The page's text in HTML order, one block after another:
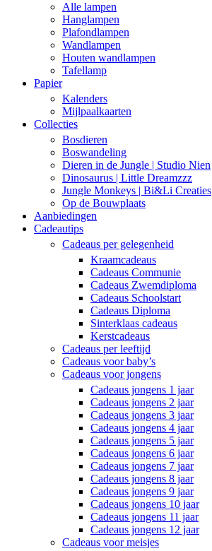
Alle lampen
Hanglampen
Plafondlampen
Wandlampen
Houten wandlampen
Tafellamp
Papier
Kalenders
Mijlpaalkaarten
Collecties
Bosdieren
Boswandeling
Dieren in de Jungle | Studio Nien
Dinosaurus | Little Dreamzzz
Jungle Monkeys | Bi&Li Creaties
Op de Bouwplaats
Aanbiedingen
Cadeautips
Cadeaus per gelegenheid
Kraamcadeaus
Cadeaus Communie
Cadeaus Zwemdiploma
Cadeaus Schoolstart
Cadeaus Diploma
Sinterklaas cadeaus
Kerstcadeaus
Cadeaus per leeftijd
Cadeaus voor baby’s
Cadeaus voor jongens
Cadeaus jongens 1 jaar
Cadeaus jongens 2 jaar
Cadeaus jongens 3 jaar
Cadeaus jongens 4 jaar
Cadeaus jongens 5 jaar
Cadeaus jongens 6 jaar
Cadeaus jongens 7 jaar
Cadeaus jongens 8 jaar
Cadeaus jongens 9 jaar
Cadeaus jongens 10 jaar
Cadeaus jongens 11 jaar
Cadeaus jongens 12 jaar
Cadeaus voor meisjes